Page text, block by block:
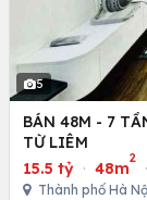
5
BÁN 48M - 7
TỪ LIÊM
15.5 tỷ · 48m
2
·
Thành phố Hà